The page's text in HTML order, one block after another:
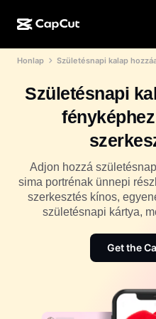
CapCut Online
CapCut Pad
CapCut Mobile
Dreamina AI
MI-alkotás
MI-dizájn
Videóstúdió
MI-videógenerátor
MI-képgenerátor
MI-képminőség-javító
Dreamina Seedance 2.5
Gemini Omni
Funkciók
MI-eszközök
Videószerkesztő és -
Képszerkesztő és -
Beszédhang-generátor
Közösségi média
Ünnepi sablonok
Naptársablonok
Évfordulós sablonok
Névjegy
Közösség
Kezdeményezések
Partnerek
Úttörőprogram
Kreatív partnerprogram
Honlap Születésnapi kalap
Születésnapi
Adjon hozzá
sima portrénak ünnepi
szerkesztés kínos,
születésnapi kártya,
Get the